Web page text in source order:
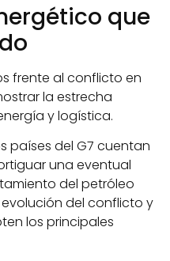
que
frente al conflicto en
la estrecha
y logística.
países del G7 cuentan
una eventual
del petróleo
del conflicto y
los principales